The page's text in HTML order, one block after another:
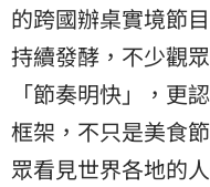
的跨國辦桌實境節
持續發酵，不少觀
「節奏明快」，更
框架，不只是美食
眾看見世界各地的